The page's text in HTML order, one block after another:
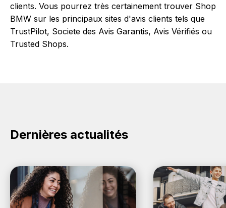
clients. Vous pourrez très certainement trouver Shop
BMW sur les principaux sites d'avis clients tels que
TrustPilot, Societe des Avis Garantis, Avis Vérifiés ou
Trusted Shops.
Dernières actualités